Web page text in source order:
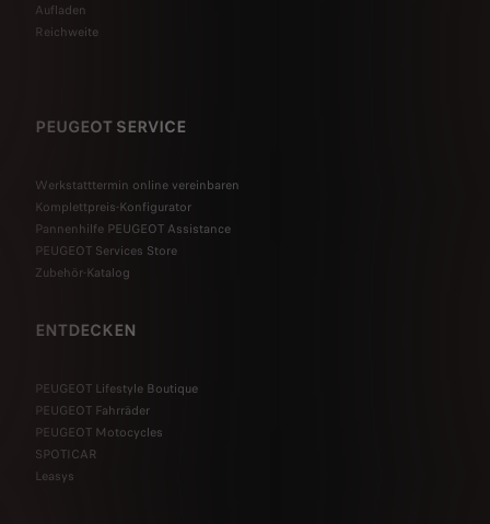
Aufladen
Reichweite
PEUGEOT SERVICE
Werkstatttermin online vereinbaren
Komplettpreis-Konfigurator
Pannenhilfe PEUGEOT Assistance
PEUGEOT Services Store
Zubehör-Katalog
ENTDECKEN
PEUGEOT Lifestyle Boutique
PEUGEOT Fahrräder
PEUGEOT Motocycles
SPOTICAR
Leasys